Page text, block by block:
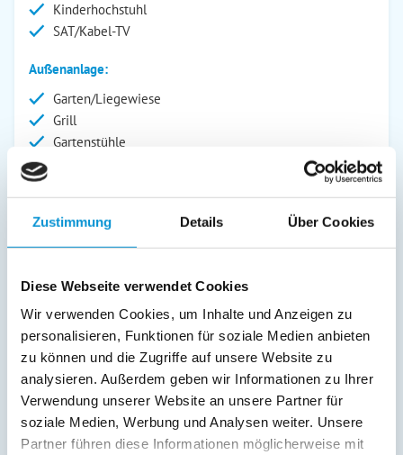
Zustimmung Details Über Cookies
Diese Webseite verwendet Cookies
Wir verwenden Cookies, um Inhalte und Anzeigen zu
personalisieren, Funktionen für soziale Medien anbieten
zu können und die Zugriffe auf unsere Website zu
analysieren. Außerdem geben wir Informationen zu Ihrer
Verwendung unserer Website an unsere Partner für
soziale Medien, Werbung und Analysen weiter. Unsere
Partner führen diese Informationen möglicherweise mit
Kinderhochstuhl
SAT/Kabel-TV
Außenanlage:
Garten/Liegewiese
Grill
Gartenstühle
Balkon
Kurtaxfrei
Verpflegung:
Sonstiges:
Kostenloses W-LAN